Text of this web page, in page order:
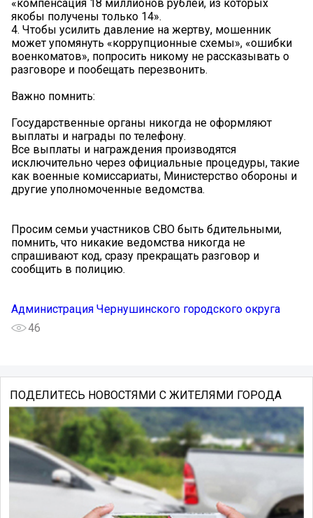
«компенсация 18 миллионов рублей, из которых
якобы получены только 14».
4. Чтобы усилить давление на жертву, мошенник
может упомянуть «коррупционные схемы», «ошибки
военкоматов», попросить никому не рассказывать о
разговоре и пообещать перезвонить.
Важно помнить:
Государственные органы никогда не оформляют
выплаты и награды по телефону.
Все выплаты и награждения производятся
исключительно через официальные процедуры, такие
как военные комиссариаты, Министерство обороны и
другие уполномоченные ведомства.
Просим семьи участников СВО быть бдительными,
помнить, что никакие ведомства никогда не
спрашивают код, сразу прекращать разговор и
сообщить в полицию.
Администрация Чернушинского городского округа
46
ПОДЕЛИТЕСЬ НОВОСТЯМИ С ЖИТЕЛЯМИ ГОРОДА